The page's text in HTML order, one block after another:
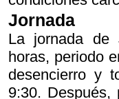
Jornada
La jornada de
horas, periodo
desencierro y
9:30. Después,